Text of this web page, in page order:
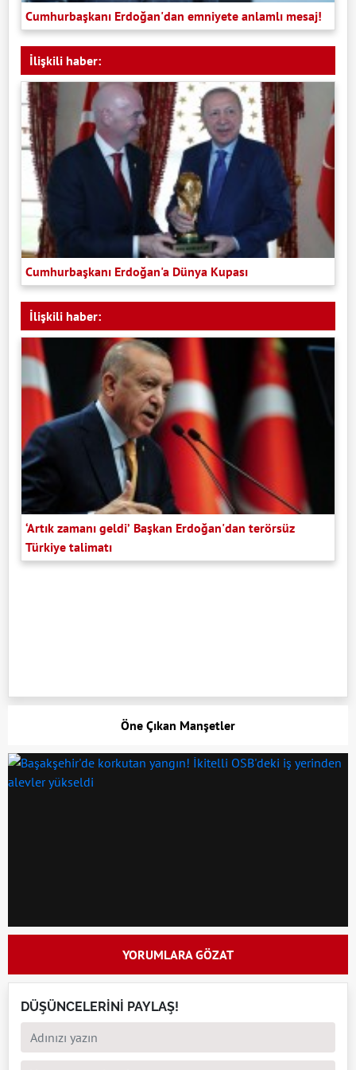
Cumhurbaşkanı Erdoğan'dan emniyete anlamlı mesaj!
İlişkili haber:
Cumhurbaşkanı Erdoğan'a Dünya Kupası
İlişkili haber:
‘Artık zamanı geldi’ Başkan Erdoğan'dan terörsüz
Türkiye talimatı
Öne Çıkan Manşetler
YORUMLARA GÖZAT
DÜŞÜNCELERİNİ PAYLAŞ!